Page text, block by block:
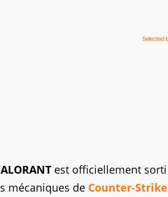
est officiellement sorti
mécaniques de Counter-Strike